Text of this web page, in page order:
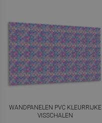
WANDPANELEN PVC KLEURRIJKE
VISSCHALEN